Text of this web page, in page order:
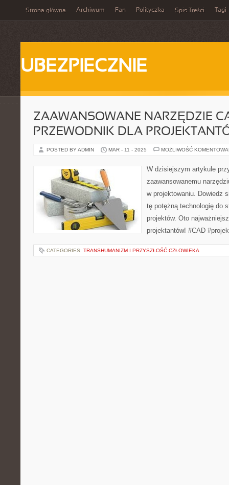
Strona główna Archiwum Fan Polityczka Spis Treści Tagi
UBEZPIECZNIE
ZAAWANSOWANE NARZĘDZIE
PRZEWODNIK DLA
POSTED BY ADMIN MAR - 11 - 2025 MOŻLIWOŚĆ
W dzisiejszym artykule
zaawansowanemu
w projektowaniu. Dowiedz
tę potężną technologię do
projektów. Oto
projektantów! #CAD
CATEGORIES: TRANSHUMANIZM I PRZYSZŁOŚĆ CZŁOWIEKA